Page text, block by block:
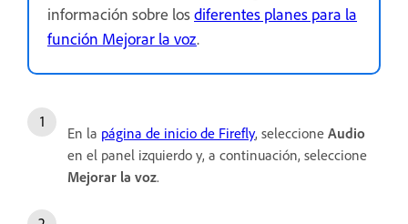
información sobre losdiferentes planes para la
función Mejorar la voz.
En la página de inicio de Firefly, seleccione Audio
en el panel izquierdo y, a continuación, seleccione
Mejorar la voz.